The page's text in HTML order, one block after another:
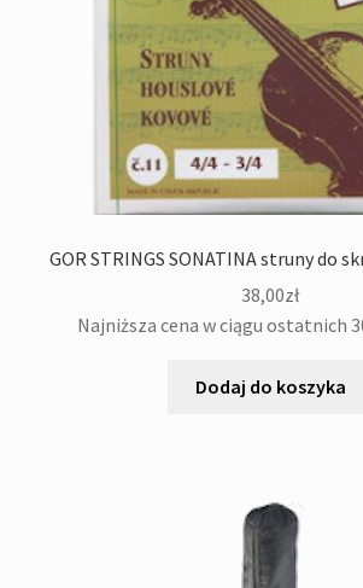
GOR STRINGS SONATINA struny do
38,00zł
Najniższa cena w ciągu ostatnich
Dodaj do koszyka